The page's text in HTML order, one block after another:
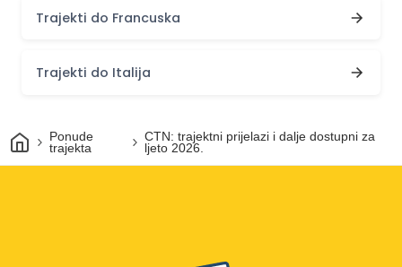
Trajekti do Francuska
Trajekti do Italija
DomPonude
trajekta
CTN: trajektni prijelazi i dalje dostupni za
ljeto 2026.